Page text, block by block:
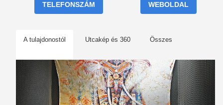
TELEFONSZÁM WEBOLDAL
A tulajdonostól Utcakép és 360 Összes